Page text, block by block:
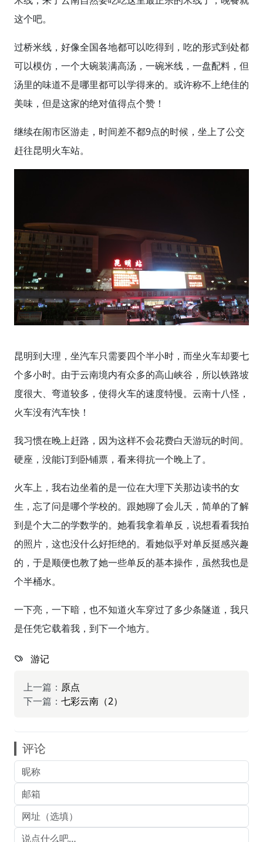
这个吧。
过桥米线，好像全国各地都可以吃得到，吃的形式到处都
可以模仿，一个大碗装满高汤，一碗米线，一盘配料，但
汤里的味道不是哪里都可以学得来的。或许称不上绝佳的
美味，但是这家的绝对值得点个赞！
继续在闹市区游走，时间差不都9点的时候，坐上了公交
赶往昆明火车站。
昆明到大理，坐汽车只需要四个半小时，而坐火车却要七
个多小时。由于云南境内有众多的高山峡谷，所以铁路坡
度很大、弯道较多，使得火车的速度特慢。云南十八怪，
火车没有汽车快！
我习惯在晚上赶路，因为这样不会花费白天游玩的时间。
硬座，没能订到卧铺票，看来得抗一个晚上了。
火车上，我右边坐着的是一位在大理下关那边读书的女
生，忘了问是哪个学校的。跟她聊了会儿天，简单的了解
到是个大二的学数学的。她看我拿着单反，说想看看我拍
的照片，这也没什么好拒绝的。看她似乎对单反挺感兴趣
的，于是顺便也教了她一些单反的基本操作，虽然我也是
个半桶水。
一下亮，一下暗，也不知道火车穿过了多少条隧道，我只
是任凭它载着我，到下一个地方。
游记
上一篇： 原点
下一篇： 七彩云南（2）
评论